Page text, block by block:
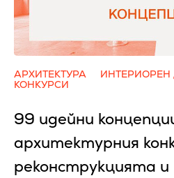
АРХИТЕКТУРА
КОНКУРСИ
99 идейни
архитектурния
реконструкцията и